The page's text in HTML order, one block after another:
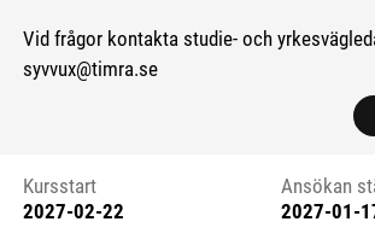
Vid frågor kontakta studie- och
syvvux@timra.se
Kursstart 6272225
Kursstart
2027-02-22
Ansökan
2027-01-